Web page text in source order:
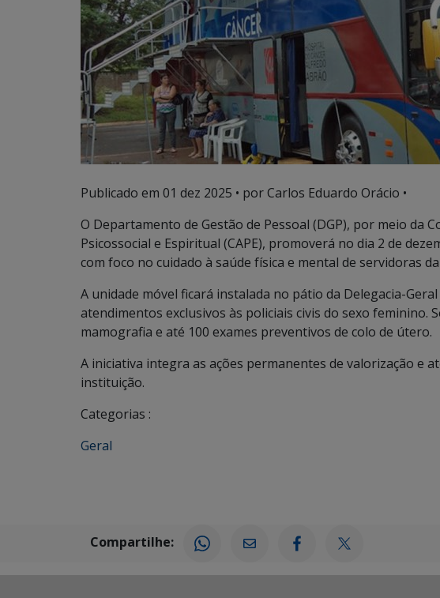
Publicado em 01 dez 2025 • por Carlos Eduardo Orácio •
O Departamento de Gestão de Pessoal (DGP), por meio da
Psicossocial e Espiritual (CAPE), promoverá no dia 2 de
com foco no cuidado à saúde física e mental de servidoras da
A unidade móvel ficará instalada no pátio da Delegacia-
atendimentos exclusivos às policiais civis do sexo feminino.
mamografia e até 100 exames preventivos de colo de útero.
A iniciativa integra as ações permanentes de valorização e
instituição.
Categorias :
Geral
Compartilhe: